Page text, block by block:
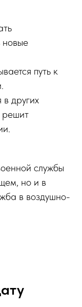
новые
путь к
других
решит
службы
но и в
в воздушно-